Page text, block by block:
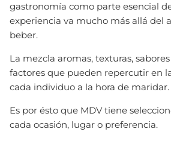
gastronomía como parte esencial
experiencia va mucho más allá del
beber.
La mezcla aromas, texturas,
factores que pueden repercutir en
cada individuo a la hora de maridar.
Es por ésto que MDV tiene
cada ocasión, lugar o preferencia.